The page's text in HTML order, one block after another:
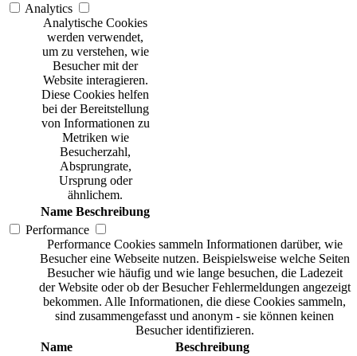
Analytics
Analytische Cookies
werden verwendet,
um zu verstehen, wie
Besucher mit der
Website interagieren.
Diese Cookies helfen
bei der Bereitstellung
von Informationen zu
Metriken wie
Besucherzahl,
Absprungrate,
Ursprung oder
ähnlichem.
Name Beschreibung
Performance
Performance Cookies sammeln Informationen darüber, wie
Besucher eine Webseite nutzen. Beispielsweise welche Seiten
Besucher wie häufig und wie lange besuchen, die Ladezeit
der Website oder ob der Besucher Fehlermeldungen angezeigt
bekommen. Alle Informationen, die diese Cookies sammeln,
sind zusammengefasst und anonym - sie können keinen
Besucher identifizieren.
Name
Beschreibung